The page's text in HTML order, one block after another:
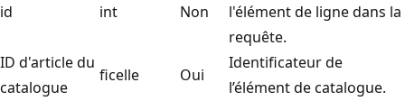
id int Non
l'élément de ligne dans la
requête.
ID d'article du
catalogue
ficelle Oui
Identificateur de
l’élément de catalogue.